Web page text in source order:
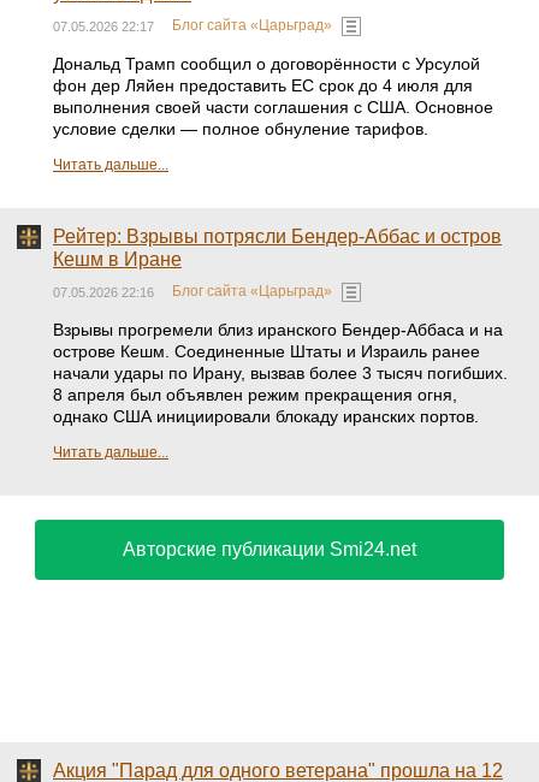
07.05.2026 22:17 Блог сайта «Царьград»
Дональд Трамп сообщил о договорённости с Урсулой
фон дер Ляйен предоставить ЕС срок до 4 июля для
выполнения своей части соглашения с США. Основное
условие сделки — полное обнуление тарифов.
Читать дальше...
Рейтер: Взрывы потрясли Бендер-Аббас и остров
Кешм в Иране
07.05.2026 22:16 Блог сайта «Царьград»
Взрывы прогремели близ иранского Бендер-Аббаса и на
острове Кешм. Соединенные Штаты и Израиль ранее
начали удары по Ирану, вызвав более 3 тысяч погибших.
8 апреля был объявлен режим прекращения огня,
однако США инициировали блокаду иранских портов.
Читать дальше...
Авторские публикации Smi24.net
Акция "Парад для одного ветерана" прошла на 12